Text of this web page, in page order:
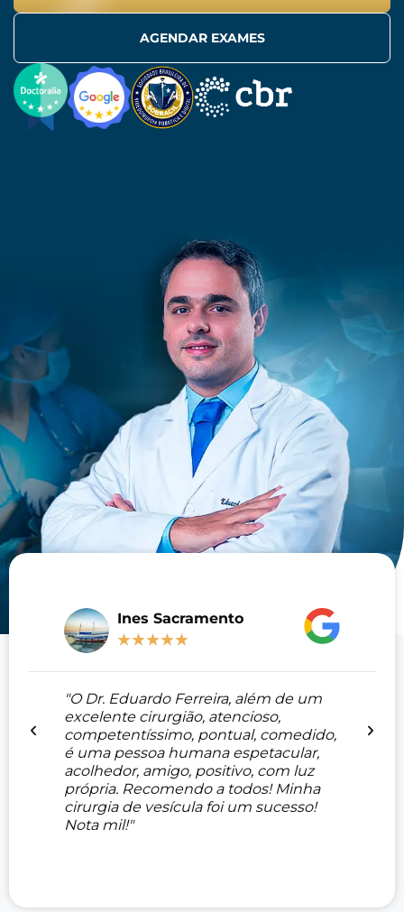
AGENDAR EXAMES
Ines Sacramento
★★★★★
"O Dr. Eduardo Ferreira, além de um
excelente cirurgião, atencioso,
competentíssimo, pontual, comedido,
é uma pessoa humana espetacular,
acolhedor, amigo, positivo, com luz
própria. Recomendo a todos! Minha
cirurgia de vesícula foi um sucesso!
Nota mil!"